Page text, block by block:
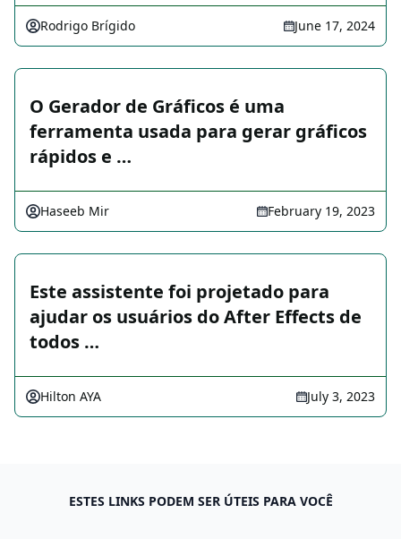
Rodrigo Brígido June 17, 2024
O Gerador de Gráficos é uma
ferramenta usada para gerar gráficos
rápidos e …
Haseeb Mir February 19, 2023
Este assistente foi projetado para
ajudar os usuários do After Effects de
todos …
Hilton AYA July 3, 2023
ESTES LINKS PODEM SER ÚTEIS PARA VOCÊ